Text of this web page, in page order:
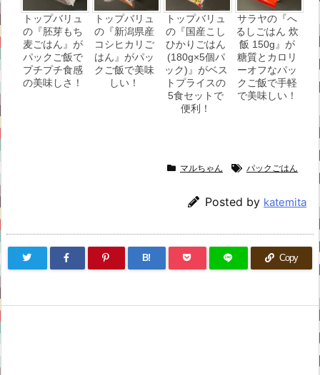
トップバリュ
の『胚芽もち
麦ごはん』が
パックご飯で
プチプチ食感
の美味しさ！
トップバリュ
の『新潟県産
コシヒカリご
はん』がパッ
クご飯で美味
しい！
トップバリュ
の『国産こし
ひかりごはん
(180g×5個パ
ック)』がベス
トプライスの
5食セットで
便利！
サラヤの『へ
るしごはん 炊
飯 150g』が
糖質とカロリ
ーオフなパッ
クご飯で手軽
で美味しい！
マルちゃん パックごはん
Posted by katemita
B! Copy